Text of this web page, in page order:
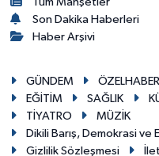
Son Dakika Haberleri
Haber Arşivi
GÜNDEM ÖZELHABER
EĞİTİM
SAĞLIK
TİYATRO
MÜZİK
Dikili Barış, Demokrasi ve
Gizlilik Sözleşmesi